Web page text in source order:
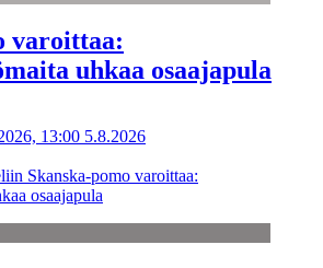
varoittaa:
uhkaa osaajapula
13:00 5.8.2026
Skanska-pomo varoittaa:
osaajapula